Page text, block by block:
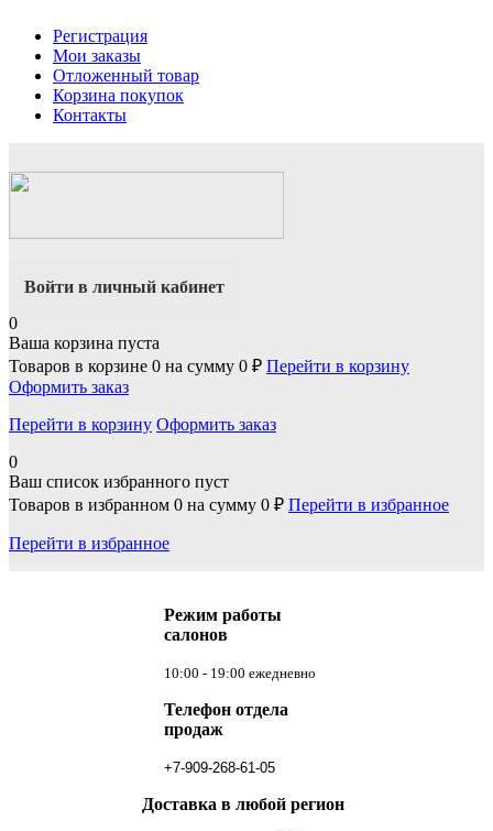
Регистрация
Мои заказы
Отложенный товар
Корзина покупок
Контакты
Войти в личный кабинет
0
Ваша корзина пуста
Товаров в корзине 0 на сумму 0 ₽ Перейти в корзину
Оформить заказ
Перейти в корзину Оформить заказ
0
Ваш список избранного пуст
Товаров в избранном 0 на сумму 0 ₽ Перейти в избранное
Перейти в избранное
Режим работы
салонов
10:00 - 19:00 ежедневно
Телефон отдела
продаж
+7-909-268-61-05
Доставка в любой регион